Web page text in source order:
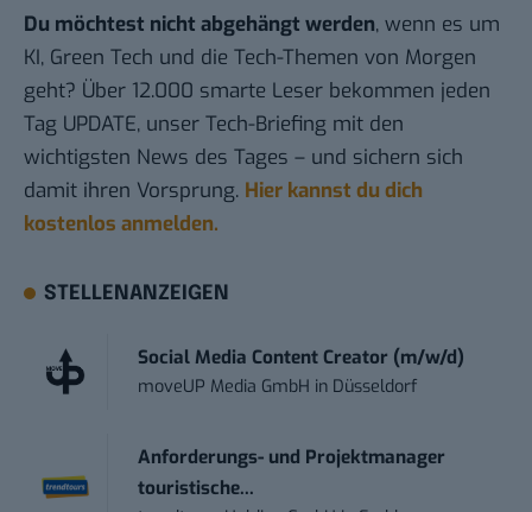
Du möchtest nicht abgehängt werden, wenn es um
KI, Green Tech und die Tech-Themen von Morgen
geht? Über 12.000 smarte Leser bekommen jeden
Tag UPDATE, unser Tech-Briefing mit den
wichtigsten News des Tages – und sichern sich
damit ihren Vorsprung. Hier kannst du dich
kostenlos anmelden.
STELLENANZEIGEN
Social Media Content Creator (m/w/d)
moveUP Media GmbH in Düsseldorf
Anforderungs- und Projektmanager
touristische...